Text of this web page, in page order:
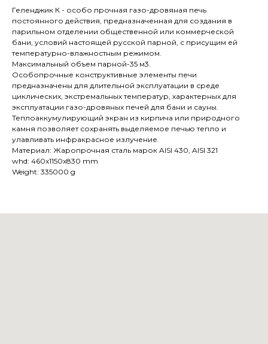
Геленджик К - особо прочная газо-дровяная печь
постоянного действия, предназначенная для создания в
парильном отделении общественной или коммерческой
бани, условий настоящей русской парной, с присущим ей
температурно-влажностным режимом.
Максимальный объем парной-35 м3.
Особопрочные конструктивные элементы печи
предназначены для длительной эксплуатации в среде
циклических, экстремальных температур, характерных для
эксплуатации газо-дровяных печей для бани и сауны.
Теплоаккумулирующий экран из кирпича или природного
камня позволяет сохранять выделяемое печью тепло и
улавливать инфракрасное излучение.
Материал: Жаропрочная сталь марок AISI 430, AISI 321
whd: 460x1150x830 mm
Weight: 335000 g